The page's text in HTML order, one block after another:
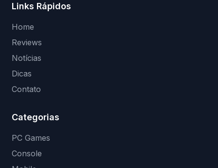
Links Rápidos
Home
Reviews
Notícias
Dicas
Contato
Categorias
PC Games
Console